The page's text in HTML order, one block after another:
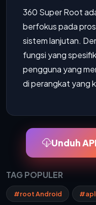
360 Super Root
berfokus pada
sistem lanjutan.
fungsi yang
pengguna yang
di perangkat yang
Unduh
TAG POPULER
#root Android